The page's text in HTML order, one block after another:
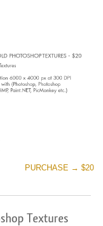
PURCHASE → $20
Textures